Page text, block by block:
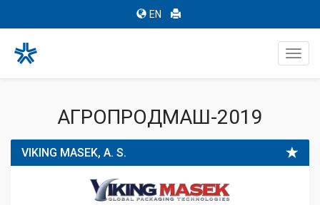
EN
АГРОПРОДМАШ-2019
VIKING MASEK, A. S.